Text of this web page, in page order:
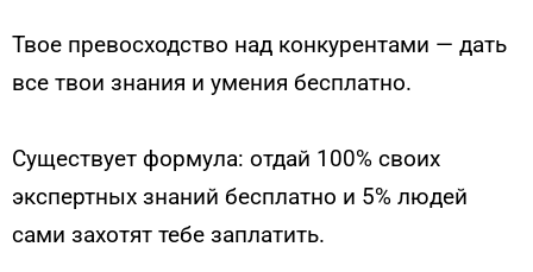
Твое превосходство над конкурентами — дать
все твои знания и умения бесплатно.
Существует формула: отдай 100% своих
экспертных знаний бесплатно и 5% людей
сами захотят тебе заплатить.